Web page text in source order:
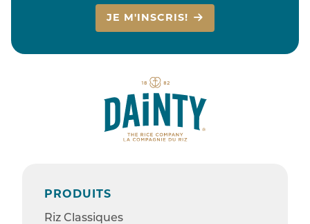
JE M'INSCRIS!
PRODUITS
Riz Classiques